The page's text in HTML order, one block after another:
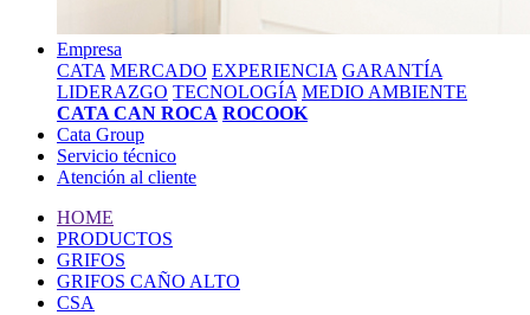
Empresa
CATA MERCADO EXPERIENCIA GARANTÍA
LIDERAZGO TECNOLOGÍA MEDIO AMBIENTE
CATA CAN ROCA ROCOOK
Cata Group
Servicio técnico
Atención al cliente
HOME
PRODUCTOS
GRIFOS
GRIFOS CAÑO ALTO
CSA